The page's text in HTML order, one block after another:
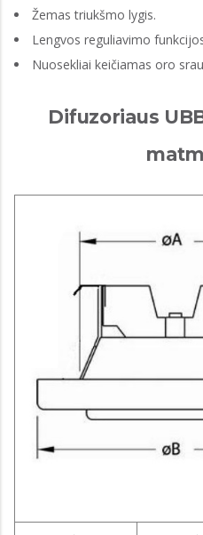
Žemas triukšmo lygis.
Lengvos reguliavimo
Nuosekliai keičiamas oro
Difuzoriaus